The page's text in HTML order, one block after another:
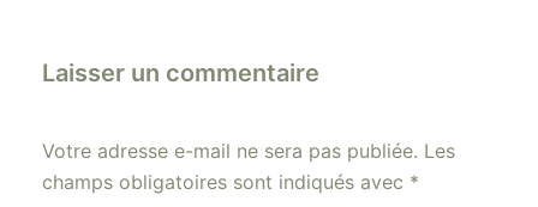
Laisser un commentaire
Votre adresse e-mail ne sera pas publiée. Les
champs obligatoires sont indiqués avec *